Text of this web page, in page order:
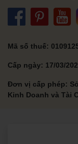
Mã số thuế:
Cấp ngày: 17/03/
Đơn vị cấp phép:
Kinh Doanh và Tài